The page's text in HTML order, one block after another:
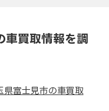
車買取情報を調
県富士見市の車買取